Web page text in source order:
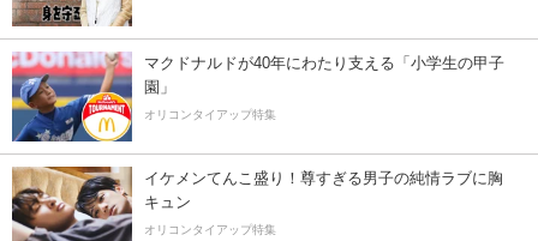
マクドナルドが40年にわたり支える「小学生の甲子
園」
オリコンタイアップ特集
イケメンてんこ盛り！尊すぎる男子の純情ラブに胸
キュン
オリコンタイアップ特集